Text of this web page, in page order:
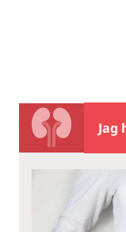
Jag